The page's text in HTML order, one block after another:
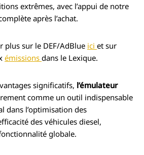
extrêmes, avec l’appui de notre
après l’achat.
plus sur le DEF/AdBlue ici et sur
émissions dans le Lexique.
significatifs, l’émulateur
comme un outil indispensable
dans l’optimisation des
des véhicules diesel,
globale.